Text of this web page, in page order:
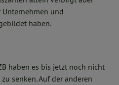
Unternehmen und
haben.
haben es bis jetzt noch nicht
senken. Auf der anderen